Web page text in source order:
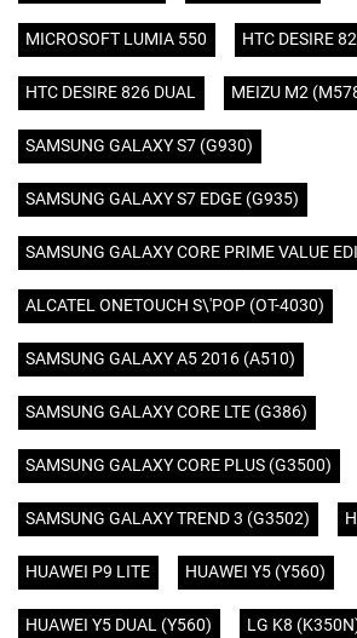
MICROSOFT LUMIA 550 HTC DESIRE
HTC DESIRE 826 DUAL MEIZU M2
SAMSUNG GALAXY S7 (G930)
SAMSUNG GALAXY S7 EDGE (G935)
SAMSUNG GALAXY CORE PRIME VALUE
ALCATEL ONETOUCH S\'POP (OT-4030)
SAMSUNG GALAXY A5 2016 (A510)
SAMSUNG GALAXY CORE LTE (G386)
SAMSUNG GALAXY CORE PLUS (G3500)
SAMSUNG GALAXY TREND 3 (G3502)
HUAWEI P9 LITE HUAWEI Y5 (Y560)
HUAWEI Y5 DUAL (Y560) LG K8